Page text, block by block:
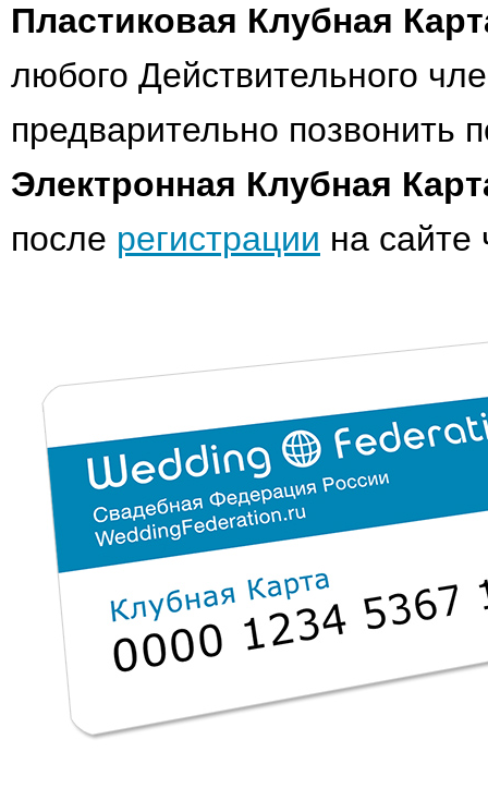
Пластиковая Клубная
любого Действительного
предварительно позвонить
Электронная Клубная
после регистрации на сайте